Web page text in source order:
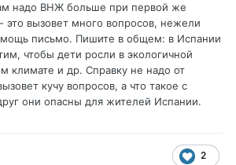
надо ВНЖ больше при первой же
это вызовет много вопросов, нежели
письмо. Пишите в общем: в Испании
чтобы дети росли в экологичной
климате и др. Справку не надо от
кучу вопросов, а что такое с
они опасны для жителей Испании.
2